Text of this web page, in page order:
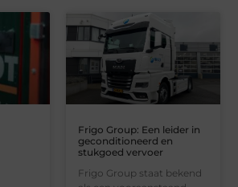
Frigo Group: Een leider in
geconditioneerd en
stukgoed vervoer
Frigo Group staat bekend